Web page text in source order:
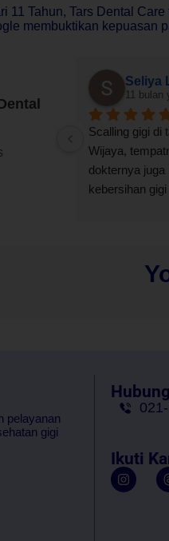
11 Tahun, Tars Dental
membuktikan kepuasan
puas
tars
Seliya
11 bulan
Scalling gigi di
Wijaya,
dokternya juga
kebersihan
pelayanan
gigi
Ikuti